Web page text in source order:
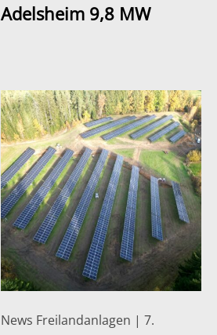
Adelsheim 9,8 MW
News Freilandanlagen | 7.